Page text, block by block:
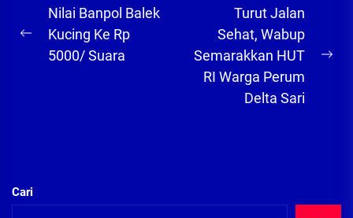
Navigasi
pos
Previous
Nilai Banpol Balek
Kucing Ke Rp
5000/ Suara
Turut Jalan
Sehat, Wabup
Semarakkan HUT
RI Warga Perum
Delta Sari
Cari